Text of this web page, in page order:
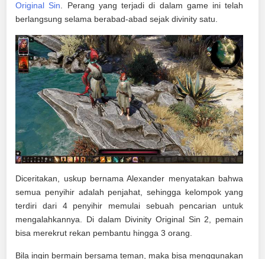
Original Sin . Perang yang terjadi di dalam game ini telah
berlangsung selama berabad-abad sejak divinity satu.
Diceritakan, uskup bernama Alexander menyatakan bahwa
semua penyihir adalah penjahat, sehingga kelompok yang
terdiri dari 4 penyihir memulai sebuah pencarian untuk
mengalahkannya. Di dalam Divinity Original Sin 2, pemain
bisa merekrut rekan pembantu hingga 3 orang.
Bila ingin bermain bersama teman, maka bisa menggunakan